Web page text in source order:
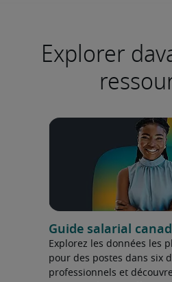
Explorer
Guide salarial
Explorez les données les
pour des postes dans six
professionnels et